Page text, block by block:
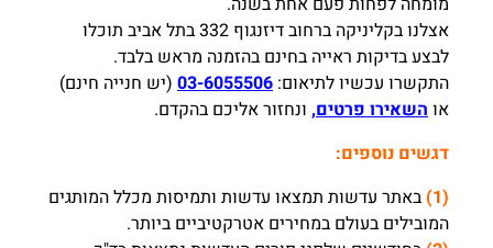
אצלנו בקליניקה ברחוב דיזנגוף 332 בתל אביב תוכלו
לבצע בדיקות ראייה בחינם בהזמנה מראש בלבד.
התקשרו עכשיו לתיאום: 03-6055506 (יש חנייה חינם)
אוהשאירו פרטים, ונחזור אליכם בהקדם.
דגשים נוספים:
(1)
באתר עדשות תמצאו עדשות ותמיסות מכלל המותגים
המובילים בעולם במחירים אטרקטיביים ביותר.